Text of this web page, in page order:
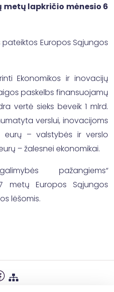
metų lapkričio mėnesio 6
Europos Sąjungos
Ekonomikos ir inovacijų
paskelbs finansuojamų
vertė sieks beveik 1 mlrd.
verslui, inovacijoms
eurų – valstybės ir verslo
– žalesnei ekonomikai.
pažangiems“
metų Europos Sąjungos
lėšomis.